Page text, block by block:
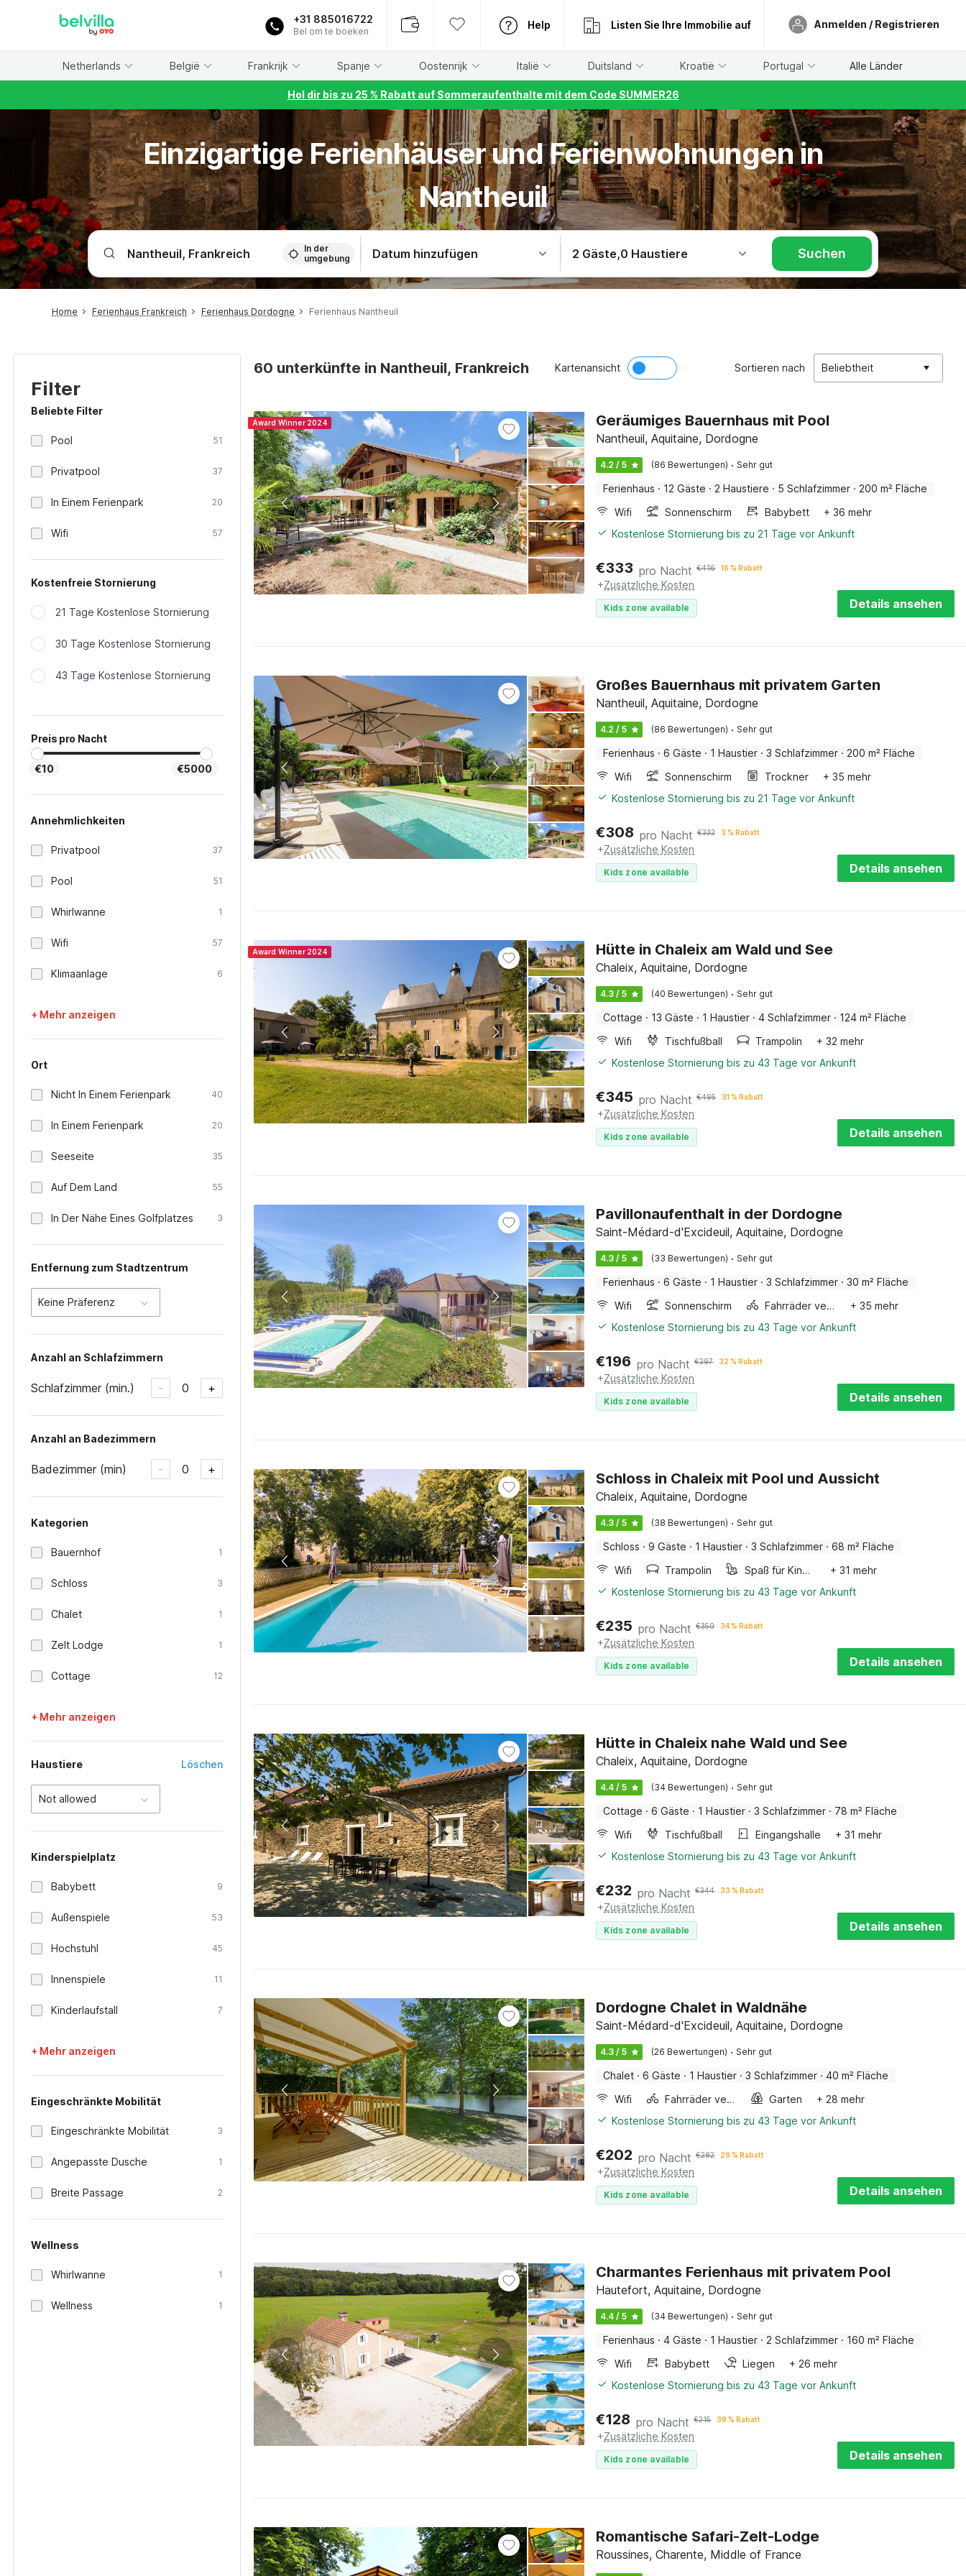
+31 885016722
Bel om te boeken
Help Listen Sie Ihre Immobilie auf Anmelden / Registrieren
Netherlands België Frankrijk Spanje Oostenrijk Italië Duitsland Kroatië Portugal Alle Länder
Hol dir bis zu 25 % Rabatt auf Sommeraufenthalte mit dem Code SUMMER26
Einzigartige Ferienhäuser und Ferienwohnungen in
Nantheuil
In der
umgebung
Datum hinzufügen 2 Gäste,0 Haustiere Suchen
Home Ferienhaus Frankreich Ferienhaus Dordogne Ferienhaus Nantheuil
Filter
Beliebte Filter
Pool 51
Privatpool 37
In Einem Ferienpark 20
Wifi 57
Kostenfreie Stornierung
21 Tage Kostenlose Stornierung
30 Tage Kostenlose Stornierung
43 Tage Kostenlose Stornierung
Preis pro Nacht
€10 €5000
Annehmlichkeiten
Privatpool 37
Pool 51
Whirlwanne 1
Wifi 57
Klimaanlage 6
+ Mehr anzeigen
Ort
Nicht In Einem Ferienpark 40
In Einem Ferienpark 20
Seeseite 35
Auf Dem Land 55
In Der Nähe Eines Golfplatzes 3
Entfernung zum Stadtzentrum
Keine Präferenz
Anzahl an Schlafzimmern
Schlafzimmer (min.) - 0 +
Anzahl an Badezimmern
Badezimmer (min) - 0 +
Kategorien
Bauernhof 1
Schloss 3
Chalet 1
Zelt Lodge 1
Cottage 12
+ Mehr anzeigen
Haustiere Löschen
Not allowed
Kinderspielplatz
Babybett 9
Außenspiele 53
Hochstuhl 45
Innenspiele 11
Kinderlaufstall 7
+ Mehr anzeigen
Eingeschränkte Mobilität
Eingeschränkte Mobilität 3
Angepasste Dusche 1
Breite Passage 2
Wellness
Whirlwanne 1
Wellness 1
60 unterkünfte in Nantheuil, Frankreich Kartenansicht Sortieren nach Beliebtheit
Award Winner 2024 Geräumiges Bauernhaus mit Pool
Nantheuil, Aquitaine, Dordogne
4.2 / 5 (86 Bewertungen) · Sehr gut
Ferienhaus · 12 Gäste · 2 Haustiere · 5 Schlafzimmer · 200 m² Fläche
Wifi
Sonnenschirm Babybett
+ 36 mehr
Kostenlose Stornierung bis zu 21 Tage vor Ankunft
€333 pro Nacht €416 16 % Rabatt
+Zusätzliche Kosten
Kids zone available Details ansehen
Großes Bauernhaus mit privatem Garten
Nantheuil, Aquitaine, Dordogne
4.2 / 5 (86 Bewertungen) · Sehr gut
Ferienhaus · 6 Gäste · 1 Haustier · 3 Schlafzimmer · 200 m² Fläche
Wifi
Sonnenschirm Trockner
+ 35 mehr
Kostenlose Stornierung bis zu 21 Tage vor Ankunft
€308 pro Nacht €332 3 % Rabatt
+Zusätzliche Kosten
Kids zone available Details ansehen
Award Winner 2024 Hütte in Chaleix am Wald und See
Chaleix, Aquitaine, Dordogne
4.3 / 5 (40 Bewertungen) · Sehr gut
Cottage · 13 Gäste · 1 Haustier · 4 Schlafzimmer · 124 m² Fläche
Wifi
Tischfußball Trampolin
+ 32 mehr
Kostenlose Stornierung bis zu 43 Tage vor Ankunft
€345 pro Nacht €495 31 % Rabatt
+Zusätzliche Kosten
Kids zone available Details ansehen
Pavillonaufenthalt in der Dordogne
Saint-Médard-d'Excideuil, Aquitaine, Dordogne
4.3 / 5 (33 Bewertungen) · Sehr gut
Ferienhaus · 6 Gäste · 1 Haustier · 3 Schlafzimmer · 30 m² Fläche
Wifi
Sonnenschirm Fahrräder verfügbar
+ 35 mehr
Kostenlose Stornierung bis zu 43 Tage vor Ankunft
€196 pro Nacht €297 32 % Rabatt
+Zusätzliche Kosten
Kids zone available Details ansehen
Schloss in Chaleix mit Pool und Aussicht
Chaleix, Aquitaine, Dordogne
4.3 / 5 (38 Bewertungen) · Sehr gut
Schloss · 9 Gäste · 1 Haustier · 3 Schlafzimmer · 68 m² Fläche
Wifi
Trampolin Spaß für Kinder
+ 31 mehr
Kostenlose Stornierung bis zu 43 Tage vor Ankunft
€235 pro Nacht €350 34 % Rabatt
+Zusätzliche Kosten
Kids zone available Details ansehen
Hütte in Chaleix nahe Wald und See
Chaleix, Aquitaine, Dordogne
4.4 / 5 (34 Bewertungen) · Sehr gut
Cottage · 6 Gäste · 1 Haustier · 3 Schlafzimmer · 78 m² Fläche
Wifi
Tischfußball Eingangshalle
+ 31 mehr
Kostenlose Stornierung bis zu 43 Tage vor Ankunft
€232 pro Nacht €344 33 % Rabatt
+Zusätzliche Kosten
Kids zone available Details ansehen
Dordogne Chalet in Waldnähe
Saint-Médard-d'Excideuil, Aquitaine, Dordogne
4.3 / 5 (26 Bewertungen) · Sehr gut
Chalet · 6 Gäste · 1 Haustier · 3 Schlafzimmer · 40 m² Fläche
Wifi
Fahrräder verfügbar Garten
+ 28 mehr
Kostenlose Stornierung bis zu 43 Tage vor Ankunft
€202 pro Nacht €282 29 % Rabatt
+Zusätzliche Kosten
Kids zone available Details ansehen
Charmantes Ferienhaus mit privatem Pool
Hautefort, Aquitaine, Dordogne
4.4 / 5 (34 Bewertungen) · Sehr gut
Ferienhaus · 4 Gäste · 1 Haustier · 2 Schlafzimmer · 160 m² Fläche
Wifi
Babybett Liegen
+ 26 mehr
Kostenlose Stornierung bis zu 43 Tage vor Ankunft
€128 pro Nacht €215 39 % Rabatt
+Zusätzliche Kosten
Kids zone available Details ansehen
Romantische Safari-Zelt-Lodge
Roussines, Charente, Middle of France